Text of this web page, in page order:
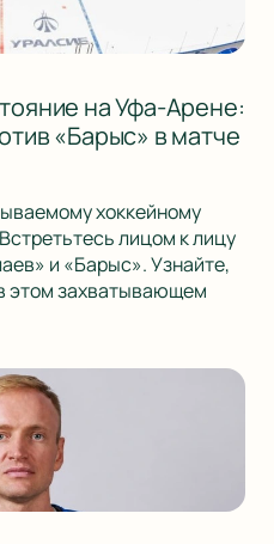
на Уфа-Арене:
«Барыс» в матче
хоккейному
лицом к лицу
и «Барыс». Узнайте,
этом захватывающем